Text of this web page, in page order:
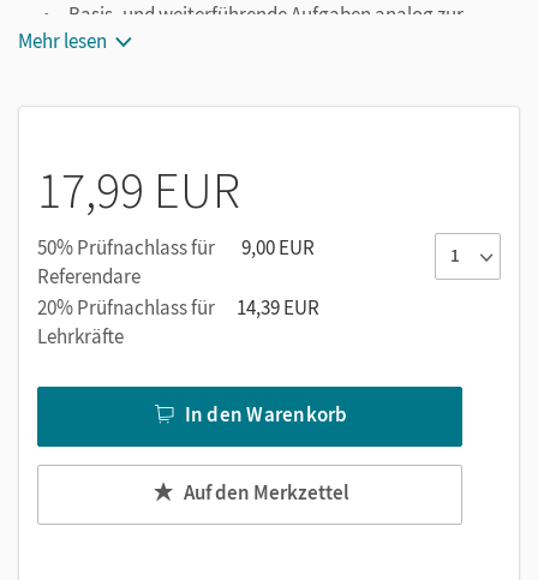
Basis- und weiterführende Aufgaben analog zur
Kapitelstruktur im Schulbuch
Aufgaben
Mehr lesen
17,99 EUR
50% Prüfnachlass für
Referendare
9,00 EUR
20% Prüfnachlass für
Lehrkräfte
14,39 EUR
In den Warenkorb
Auf den Merkzettel